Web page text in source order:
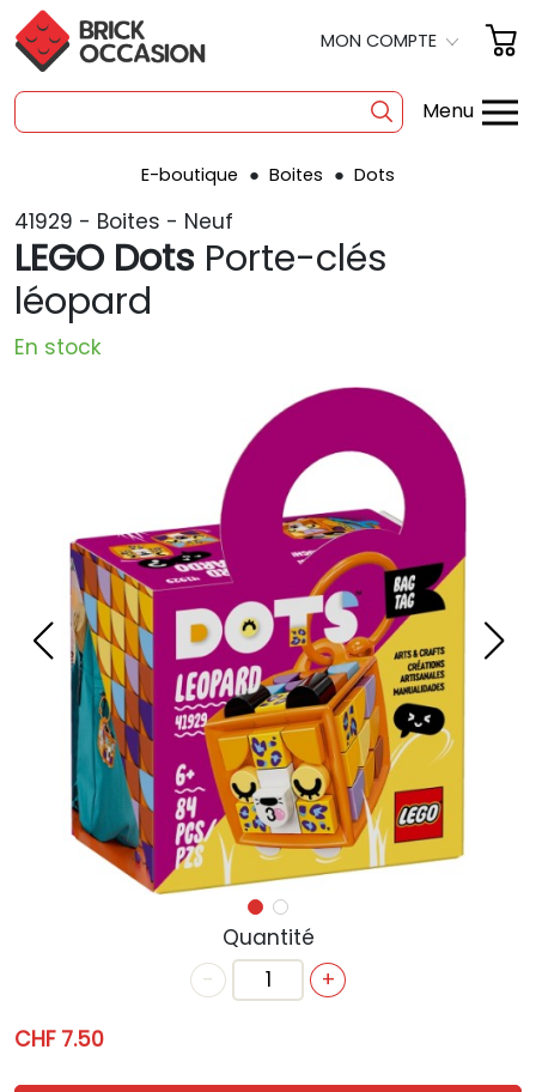
MON COMPTE
Menu
SHOP
PRODUITS DÉRIVÉS
A PROPOS
ACTUALITÉS
ANNIVERSAIRE
BONS CADEAUX
CONTACT
E-boutique Boites Dots
41929 - Boites - Neuf
LEGO Dots Porte-clés
léopard
En stock
Quantité
-
+
CHF 7.50